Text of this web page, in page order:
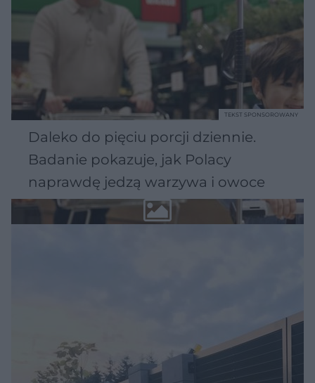
Daleko do pięciu porcji dziennie.
Badanie pokazuje, jak Polacy
naprawdę jedzą warzywa i owoce
TEKST SPONSOROWANY